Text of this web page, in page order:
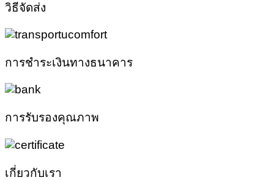
วิธีจัดส่ง
การชำระเงินทางธนาคาร
การรับรองคุณภาพ
เกี่ยวกับเรา